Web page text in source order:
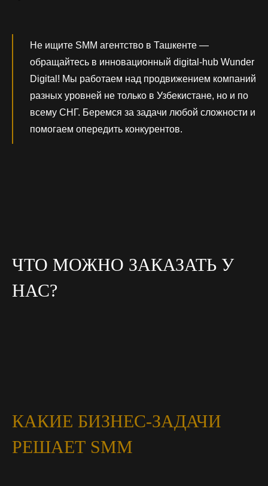
Не ищите SMM агентство в Ташкенте —
обращайтесь в инновационный digital-hub Wunder
Digital! Мы работаем над продвижением компаний
разных уровней не только в Узбекистане, но и по
всему СНГ. Беремся за задачи любой сложности и
помогаем опередить конкурентов.
ЧТО МОЖНО ЗАКАЗАТЬ У
НАС?
КАКИЕ БИЗНЕС-ЗАДАЧИ
РЕШАЕТ SMM